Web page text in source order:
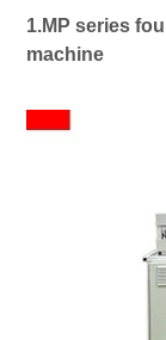
1.MP series
machine